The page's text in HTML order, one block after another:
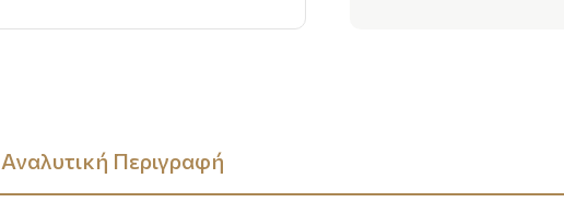
Αναλυτική Περιγραφή